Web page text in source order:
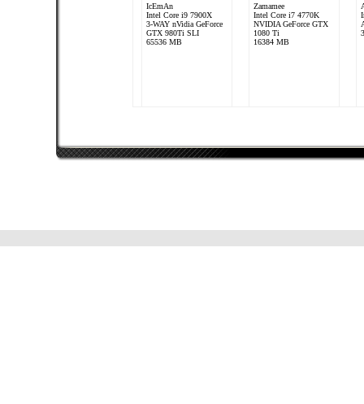
IcEmAn
Intel Core i9 7900X
3-WAY nVidia GeForce
GTX 980Ti SLI
65536 MB
Zamamee
Intel Core i7 4770K
NVIDIA GeForce GTX
1080 Ti
16384 MB
ATI Radeon HD 5800
Series